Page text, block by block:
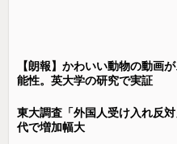
【朗報】かわいい動物の動画
能性。英大学の研究で実証
東大調査「外国人受け入れ反
代で増加幅大